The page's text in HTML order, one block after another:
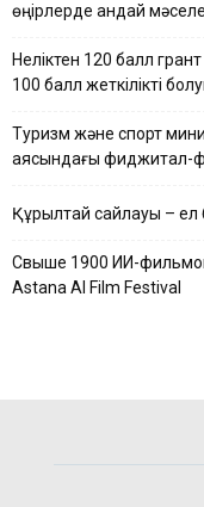
өңірлерде қандай
Неліктен 120 балл
100 балл жеткілікті
Туризм және спорт
аясындағы фиджитал-
Құрылтай сайлауы – ел
Свыше 1900 ИИ-
Astana AI Film Festival